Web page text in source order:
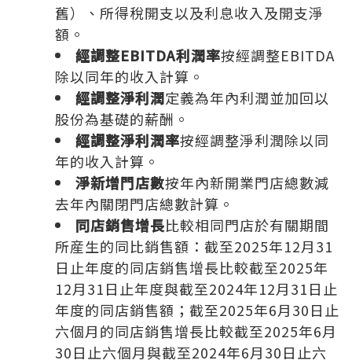
舊）、所得稅開支以及利息收入及開支淨
額。
經調整EBITDA利潤率按經調整EBITDA
除以同年的收入計算。
經調整淨利潤定義為年內利潤並加回以
股份為基礎的薪酬。
經調整淨利潤率按經調整淨利潤除以同
年的收入計算。
淨新增門店數按年內新開業門店總數減
去年內關閉門店總數計算。
同店銷售增長比較相同門店於有關期間
所産生的同比銷售額：截至2025年12月31
日止年度的同店銷售增長比較截至2025年
12月31日止年度與截至2024年12月31日止
年度的同店銷售額；截至2025年6月30日止
六個月的同店銷售增長比較截至2025年6月
30日止六個月與截至2024年6月30日止六